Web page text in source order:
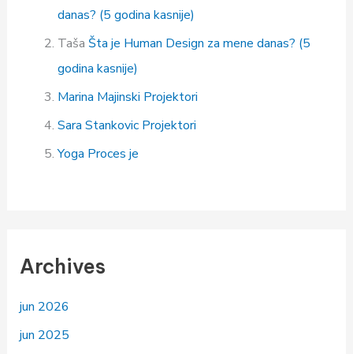
danas? (5 godina kasnije)
Taša Šta je Human Design za mene danas? (5
godina kasnije)
Marina Majinski Projektori
Sara Stankovic Projektori
Yoga Proces je
Archives
jun 2026
jun 2025